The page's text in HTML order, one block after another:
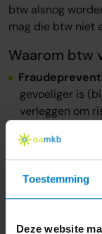
Toestemming
Deze website
btw alsnog
mag die btw niet
Waarom btw
gevoeliger is
verleggen om
B2B: de btw
neemt ‘m op.
Neutraliteit:
per saldo “nul”